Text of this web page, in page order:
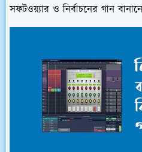
সফটওয়্যার ও নির্বাচনের গান